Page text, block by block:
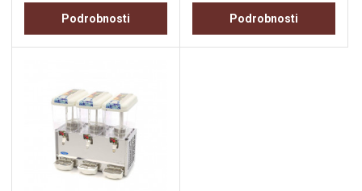
Podrobnosti Podrobnosti